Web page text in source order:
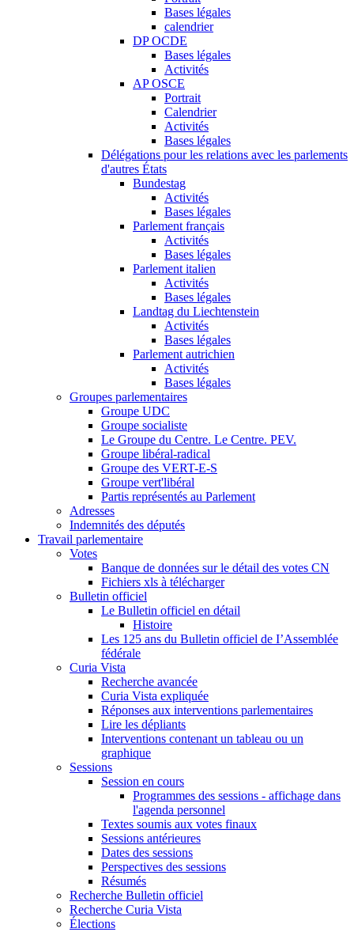
Bases légales
calendrier
DP OCDE
Bases légales
Activités
AP OSCE
Portrait
Calendrier
Activités
Bases légales
Délégations pour les relations avec les parlements
d'autres États
Bundestag
Activités
Bases légales
Parlement français
Activités
Bases légales
Parlement italien
Activités
Bases légales
Landtag du Liechtenstein
Activités
Bases légales
Parlement autrichien
Activités
Bases légales
Groupes parlementaires
Groupe UDC
Groupe socialiste
Le Groupe du Centre. Le Centre. PEV.
Groupe libéral-radical
Groupe des VERT-E-S
Groupe vert'libéral
Partis représentés au Parlement
Adresses
Indemnités des députés
Travail parlementaire
Votes
Banque de données sur le détail des votes CN
Fichiers xls à télécharger
Bulletin officiel
Le Bulletin officiel en détail
Histoire
Les 125 ans du Bulletin officiel de I’Assemblée
fédérale
Curia Vista
Recherche avancée
Curia Vista expliquée
Réponses aux interventions parlementaires
Lire les dépliants
Interventions contenant un tableau ou un
graphique
Sessions
Session en cours
Programmes des sessions - affichage dans
l'agenda personnel
Textes soumis aux votes finaux
Sessions antérieures
Dates des sessions
Perspectives des sessions
Résumés
Recherche Bulletin officiel
Recherche Curia Vista
Élections